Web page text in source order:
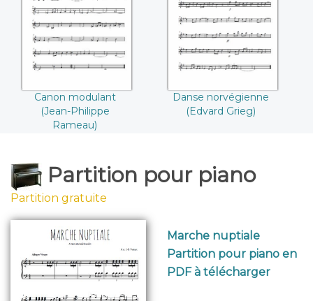
(Jean-Philippe
Rameau)
Canon modulant
(Jean-Philippe
Rameau)
norvégienne
(Edvard Grieg)
Danse norvégienne
(Edvard Grieg)
Partition pour piano
Partition gratuite
Marche nuptiale
Partition pour piano en
PDF à télécharger